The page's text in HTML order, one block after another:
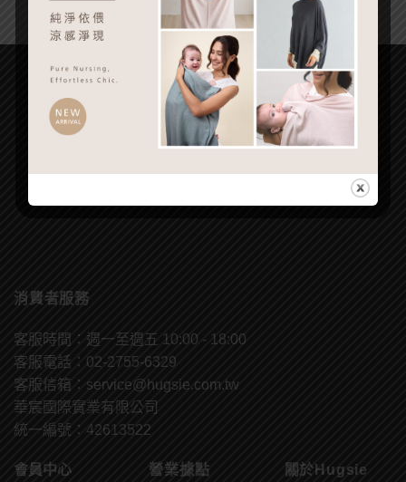
消費者服務
客服時間：週一至週五 10:00 - 18:00
客服電話：02-2755-6329
客服信箱： service@hugsie.com.tw
華宸國際實業有限公司
統一編號：42613522
會員中心 營業據點 關於Hugsie